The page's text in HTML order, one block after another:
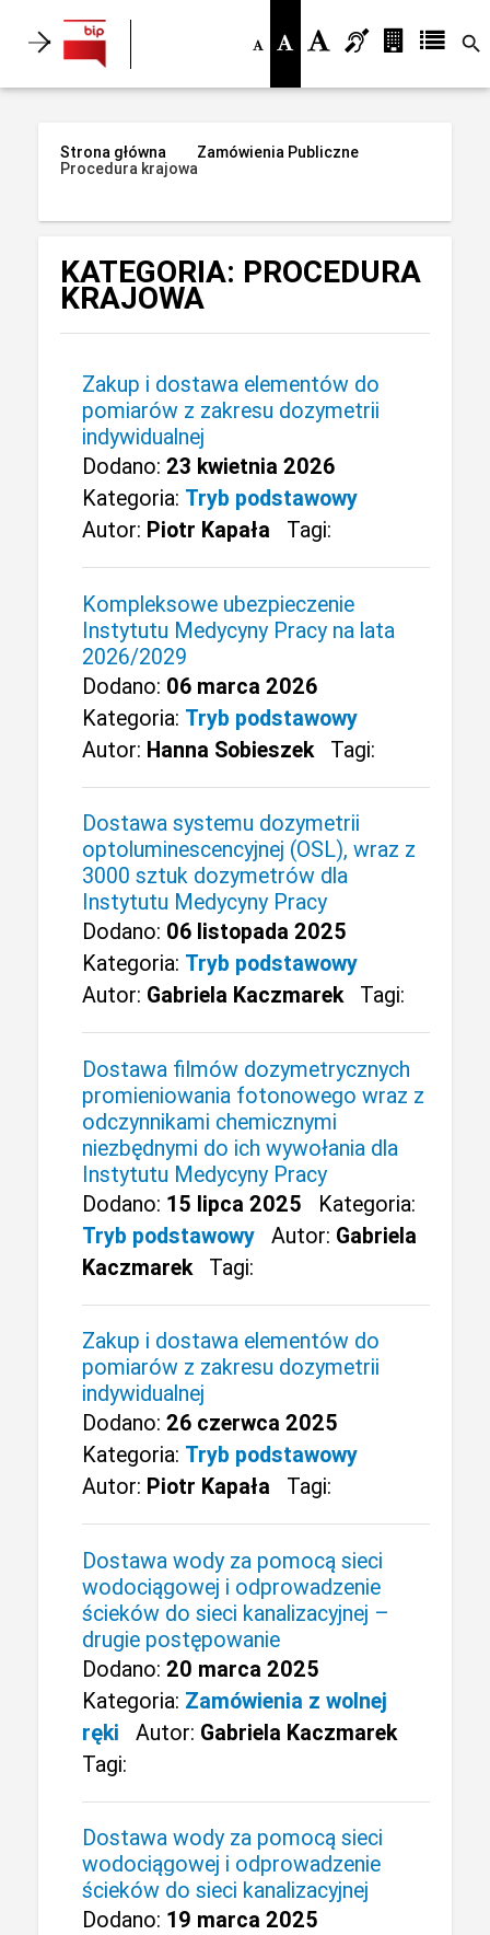
search
Strona główna
Zamówienia Publiczne
Procedura krajowa
KATEGORIA: PROCEDURA
KRAJOWA
Zakup i dostawa elementów do
pomiarów z zakresu dozymetrii
indywidualnej
Dodano:23 kwietnia 2026
Kategoria: Tryb podstawowy
Autor: Piotr Kapała Tagi:
Kompleksowe ubezpieczenie
Instytutu Medycyny Pracy na lata
2026/2029
Dodano: 06 marca 2026
Kategoria: Tryb podstawowy
Autor: Hanna Sobieszek Tagi:
Dostawa systemu dozymetrii
optoluminescencyjnej (OSL), wraz z
3000 sztuk dozymetrów dla
Instytutu Medycyny Pracy
Dodano: 06 listopada 2025
Kategoria: Tryb podstawowy
Autor: Gabriela Kaczmarek Tagi:
Dostawa filmów dozymetrycznych
promieniowania fotonowego wraz z
odczynnikami chemicznymi
niezbędnymi do ich wywołania dla
Instytutu Medycyny Pracy
Dodano: 15 lipca 2025
Kategoria:
Tryb podstawowy
Autor: Gabriela
Kaczmarek
Tagi:
Zakup i dostawa elementów do
pomiarów z zakresu dozymetrii
indywidualnej
Dodano:26 czerwca 2025
Kategoria: Tryb podstawowy
Autor: Piotr Kapała Tagi:
Dostawa wody za pomocą sieci
wodociągowej i odprowadzenie
ścieków do sieci kanalizacyjnej –
drugie postępowanie
Dodano:20 marca 2025
Kategoria: Zamówienia z wolnej
ręki
Autor: Gabriela Kaczmarek
Tagi:
Dostawa wody za pomocą sieci
wodociągowej i odprowadzenie
ścieków do sieci kanalizacyjnej
Dodano: 19 marca 2025